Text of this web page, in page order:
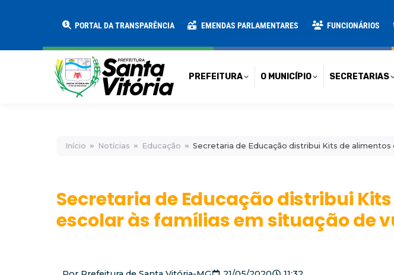
PORTAL DA TRANSPARÊNCIA EMENDAS PARLAMENTARES FUNCIONÁRIOS
PREFEITURA O MUNICÍPIO SECRETARIAS
Início Notícias Educação Secretaria de Educação distribui Kits de
Secretaria de Educação distribui
escolar às famílias em situação de